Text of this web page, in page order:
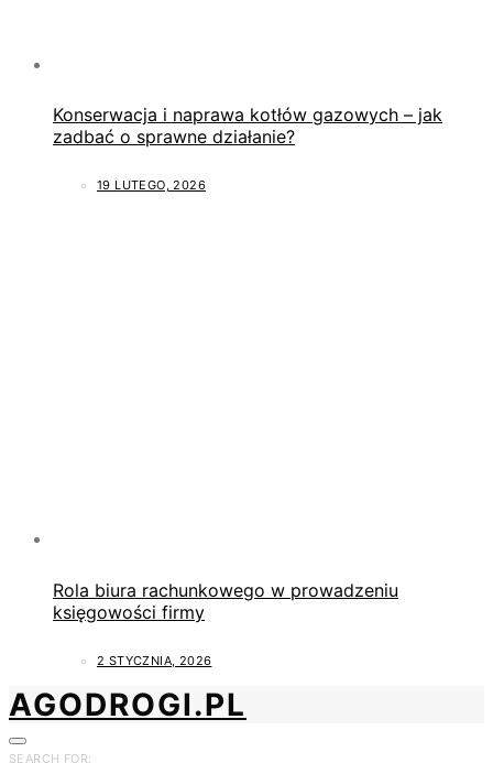
Konserwacja i naprawa kotłów gazowych – jak
zadbać o sprawne działanie?
19 LUTEGO, 2026
Rola biura rachunkowego w prowadzeniu
księgowości firmy
2 STYCZNIA, 2026
AGODROGI.PL
SEARCH FOR: